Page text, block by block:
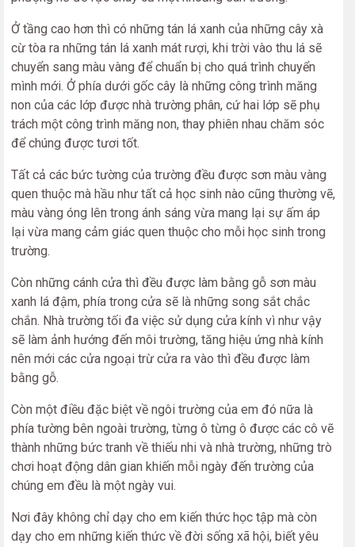
Ở tầng cao hơn thì có những tán lá xanh của những cây xà
cừ tòa ra những tán lá xanh mát rượi, khi trời vào thu lá sẽ
chuyển sang màu vàng để chuẩn bị cho quá trình chuyển
mình mới. Ở phía dưới gốc cây là những công trình măng
non của các lớp được nhà trường phân, cứ hai lớp sẽ phụ
trách một công trình măng non, thay phiên nhau chăm sóc
để chúng được tươi tốt.
Tất cả các bức tường của trường đều được sơn màu vàng
quen thuộc mà hầu như tất cả học sinh nào cũng thường vẽ,
màu vàng óng lên trong ánh sáng vừa mang lại sự ấm áp
lại vừa mang cảm giác quen thuộc cho mỗi học sinh trong
trường.
Còn những cánh cửa thì đều được làm bằng gỗ sơn màu
xanh lá đậm, phía trong cửa sẽ là những song sắt chắc
chắn. Nhà trường tối đa việc sử dụng cửa kính vì như vậy
sẽ làm ảnh hướng đến môi trường, tăng hiệu ứng nhà kính
nên mới các cửa ngoại trừ cửa ra vào thì đều được làm
bằng gỗ.
Còn một điều đặc biệt về ngôi trường của em đó nữa là
phía tường bên ngoài trường, từng ô từng ô được các cô vẽ
thành những bức tranh về thiếu nhi và nhà trường, những trò
chơi hoạt động dân gian khiến mỗi ngày đến trường của
chúng em đều là một ngày vui.
Nơi đây không chỉ dạy cho em kiến thức học tập mà còn
dạy cho em những kiến thức về đời sống xã hội, biết yêu